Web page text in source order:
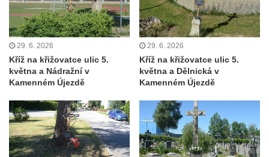
Mikulášovicích
Hammerberský kříž na křižovatce mezi
domy čp. 739 a 758 v Mikulášovicích
Kříž Johannese Herlta poblíž domu čp. 428
v Mikulášovicích
Mikulášovicích
Hillův kříž u domu čp. 436 v Mikulášovicích
Hampelův kříž západně od dolního nádraží
29. 6. 2026
Kříž na křižovatce ulic 5.
května a Nádražní v
Kamenném Újezdě
29. 6. 2026
Kříž na křižovatce ulic 5.
května a Dělnická v
Kamenném Újezdě